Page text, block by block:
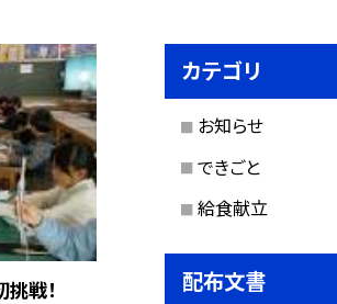
戦！
カテゴリ
お知らせ
できごと
給食献立
配布文書